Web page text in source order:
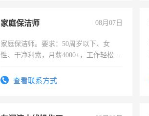
家庭保洁师 08月07日
家庭保洁师。要求：50周岁以下、女
性、干净利索，月薪4000+，工作轻松，
太太等。查看联系方式